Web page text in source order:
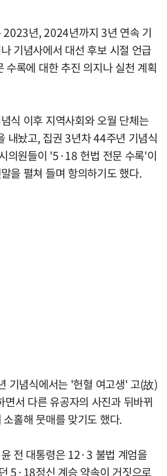
2023년, 2024년까지 3년 연속 기
기념사에서 대선 후보 시절 언급
록에 대한 추진 의지나 실천 계획
식 이후 지역사회와 오월 단체는
내놨고, 집권 3년차 44주년 기념식
의원들이 '5·18 헌법 전문 수록'이
을 펼쳐 들며 항의하기도 했다.
기념식에서는 '헌혈 여고생' 고(故)
면서 다른 유공자의 사진과 뒤바뀌
홀해 뭇매를 맞기도 했다.
전 대통령은 12·3 불법 계엄을
5·18정신 계승 약속이 거짓으로